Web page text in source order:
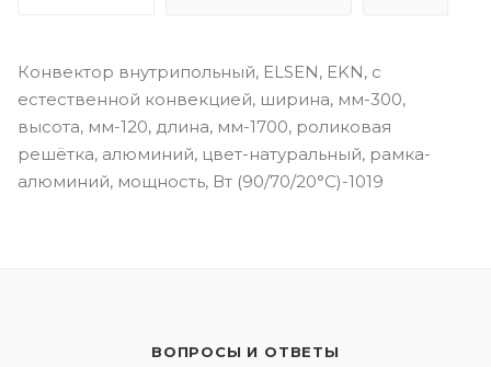
Конвектор внутрипольный, ELSEN, EKN, с
естественной конвекцией, ширина, мм-300,
высота, мм-120, длина, мм-1700, роликовая
решётка, алюминий, цвет-натуральный, рамка-
алюминий, мощность, Вт (90/70/20°C)-1019
ВОПРОСЫ И ОТВЕТЫ